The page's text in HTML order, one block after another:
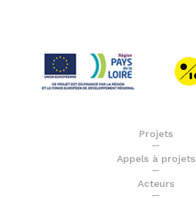
Projets
Appels à projets
Acteurs